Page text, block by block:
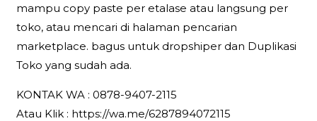
mampu copy paste per etalase atau langsung per
toko, atau mencari di halaman pencarian
marketplace. bagus untuk dropshiper dan Duplikasi
Toko yang sudah ada.
KONTAK WA : 0878-9407-2115
Atau Klik : https://wa.me/6287894072115